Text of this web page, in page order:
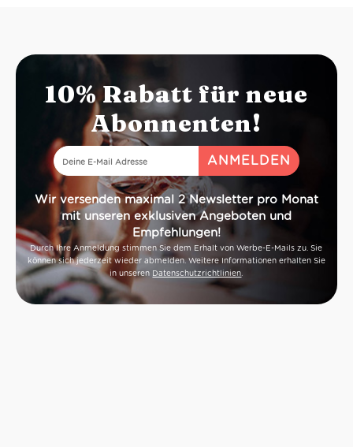
10% Rabatt für neue
Abonnenten!
Wir versenden maximal 2 Newsletter pro Monat
mit unseren exklusiven Angeboten und
Empfehlungen!
Durch Ihre Anmeldung stimmen Sie dem Erhalt von Werbe-E-Mails zu. Sie
können sich jederzeit wieder abmelden. Weitere Informationen erhalten Sie
in unseren Datenschutzrichtlinien